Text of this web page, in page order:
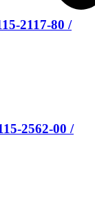
2117-80 /
2562-00 /